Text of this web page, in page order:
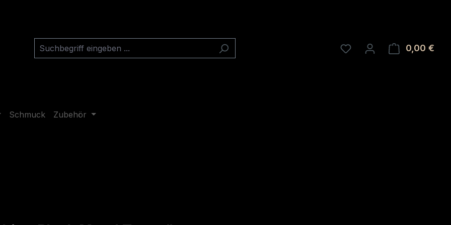
0,00 €
Schmuck Zubehör